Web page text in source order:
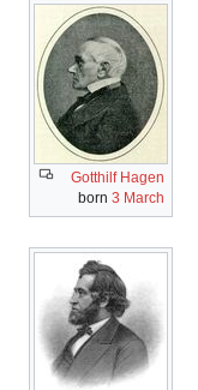
Gotthilf Hagen
born 3 March